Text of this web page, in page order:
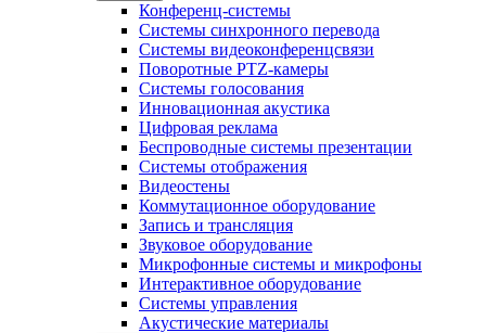
Конференц-системы
Системы синхронного перевода
Системы видеоконференцсвязи
Поворотные PTZ-камеры
Системы голосования
Инновационная акустика
Цифровая реклама
Беспроводные системы презентации
Системы отображения
Видеостены
Коммутационное оборудование
Запись и трансляция
Звуковое оборудование
Микрофонные системы и микрофоны
Интерактивное оборудование
Системы управления
Акустические материалы